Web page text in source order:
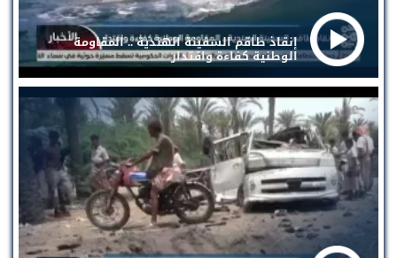
إنقاذ طاقم السفينة الهندية .. المقاومة
الوطنية كفاءة واقتدار